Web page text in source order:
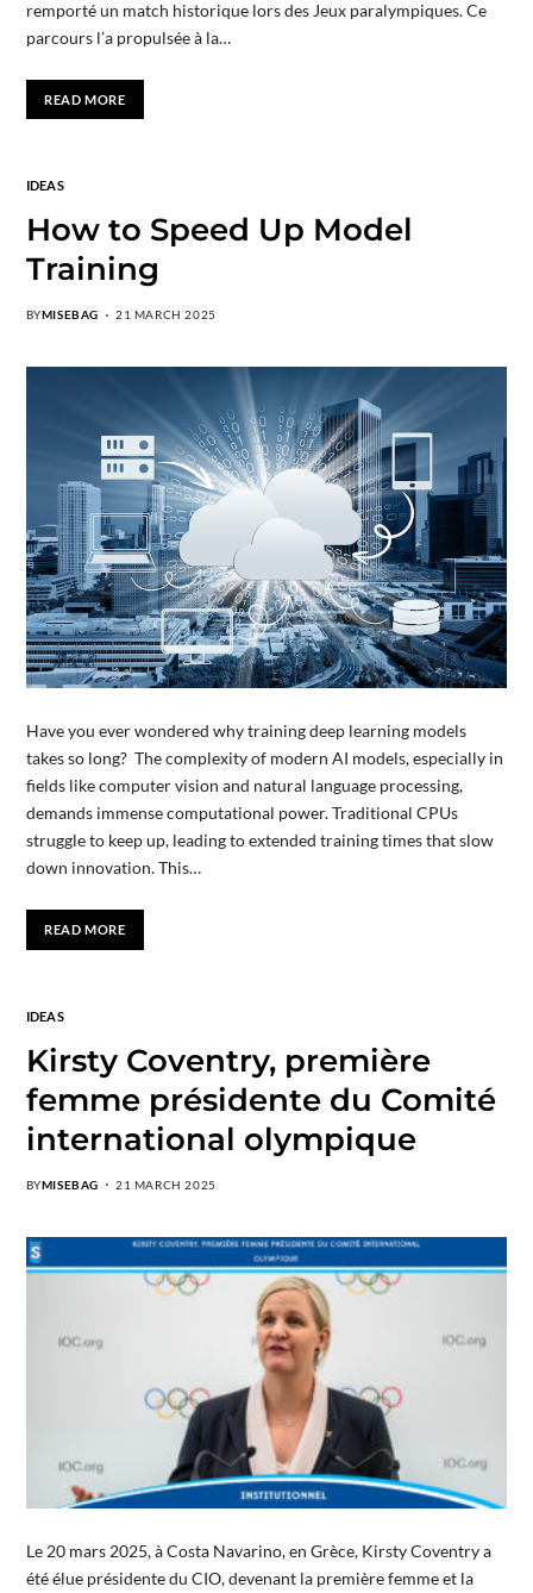
remporté un match historique lors des Jeux paralympiques. Ce
parcours l’a propulsée à la…
READ MORE
IDEAS
How to Speed Up Model
Training
BYMISEBAG 21 MARCH 2025
Have you ever wondered why training deep learning models
takes so long? The complexity of modern AI models, especially in
fields like computer vision and natural language processing,
demands immense computational power. Traditional CPUs
struggle to keep up, leading to extended training times that slow
down innovation. This…
READ MORE
IDEAS
Kirsty Coventry, première
femme présidente du Comité
international olympique
BYMISEBAG 21 MARCH 2025
Le 20 mars 2025, à Costa Navarino, en Grèce, Kirsty Coventry a
été élue présidente du CIO, devenant la première femme et la